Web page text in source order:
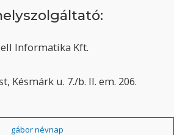
Informatika Kft.
Késmárk u. 7./b. II. em. 206.
gábor névnap